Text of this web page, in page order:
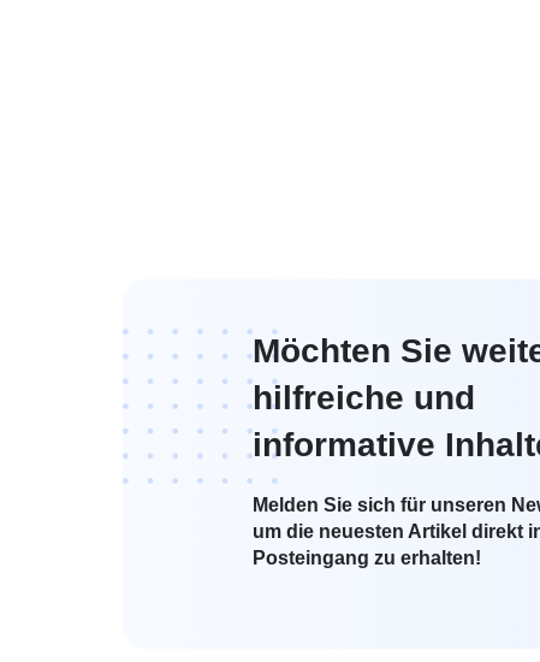
Möchten Sie
hilfreiche und
informative
Melden Sie sich für unseren
um die neuesten Artikel direkt
Posteingang zu erhalten!